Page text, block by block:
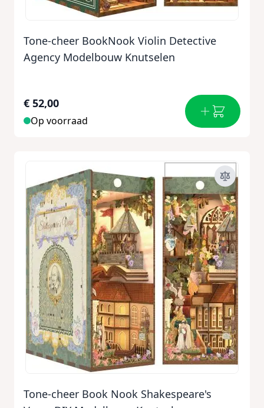
Tone-cheer BookNook Violin Detective
Agency Modelbouw Knutselen
€ 52,00
Op voorraad
Tone-cheer Book Nook Shakespeare's